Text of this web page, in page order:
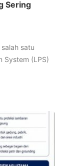
Sering
satu
System (LPS)